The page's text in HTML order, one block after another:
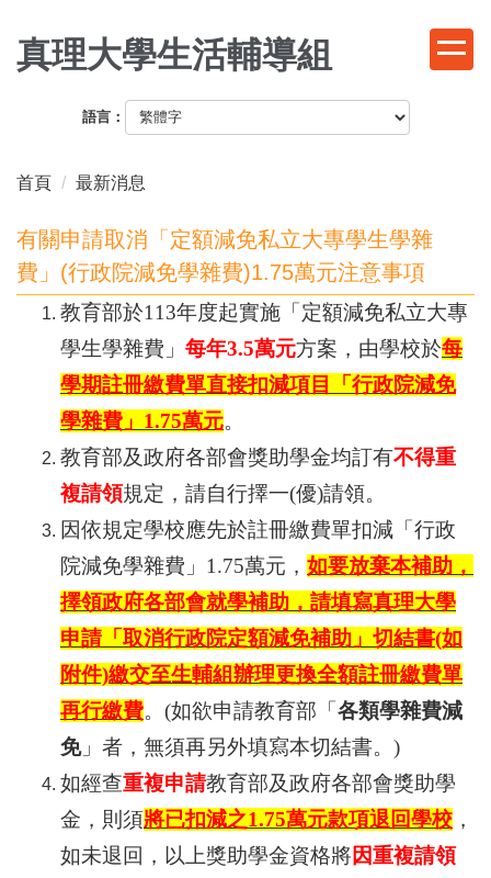
到
主
區
真理大學生活輔導組
語言：
首頁 最新消息
有關申請取消「定額減免私立大專學生學雜
費」(行政院減免學雜費)1.75萬元注意事項
教育部於113年度起實施「定額減免私立大專
學生學雜費」 每年3.5萬元方案，由學校於每
學期註冊繳費單直接扣減項目「行政院減免
學雜費」1.75萬元。
教育部及政府各部會獎助學金均訂有不得重
複請領規定，請自行擇一(優)請領。
因依規定學校應先於註冊繳費單扣減「行政
院減免學雜費」1.75萬元， 如要放棄本補助，
擇領政府各部會就學補助，請填寫真理大學
申請「取消行政院定額減免補助」切結書(如
附件)繳交至生輔組辦理更換全額註冊繳費單
再行繳費。(如欲申請教育部 「 各類學雜費減
免」 者，無須再另外填寫本切結書。)
如經查重複申請教育部及政府各部會獎助學
金，則須將已扣減之1.75萬元款項退回學校 ，
如未退回，以上獎助學金資格將因重複請領